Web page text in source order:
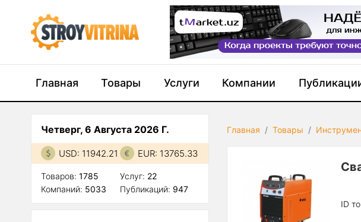
Главная Товары Услуги Компании
Главная Товары
ID
Четверг, 6 Августа 2026 Г.
USD: 11942.21 EUR: 13765.33
Товаров: 1785
Компаний: 5033
Услуг: 22
Публикаций: 947